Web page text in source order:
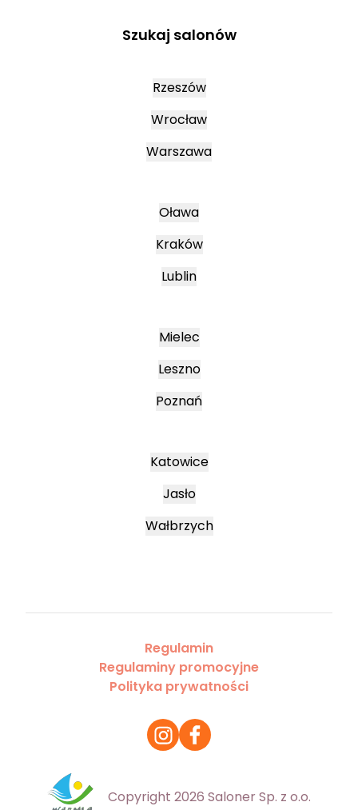
Szukaj salonów
Rzeszów
Wrocław
Warszawa
Oława
Kraków
Lublin
Mielec
Leszno
Poznań
Katowice
Jasło
Wałbrzych
Regulamin
Regulaminy promocyjne
Polityka prywatności
Copyright 2026 Saloner Sp. z o.o.